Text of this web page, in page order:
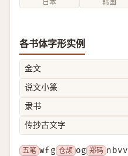
日本 韩国
各书体字形实例
金文
说文小篆
隶书
传抄古文字
五笔 wfg 仓颉 og 郑码 nbvv